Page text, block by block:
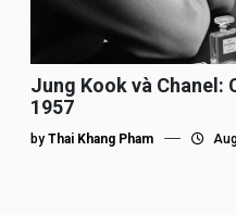
Jung Kook và Chanel:
1957
by Thai Khang Pham